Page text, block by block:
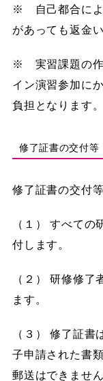
※ 自己都合によ
があっても返金
※ 実習課題の作
イン演習参加に
負担となります。
修了証書の交付等
修了証書の交付等
（１） すべての
付します。
（２） 研修修了
ます。
（３） 修了証書
子申請された書
郵送はできません